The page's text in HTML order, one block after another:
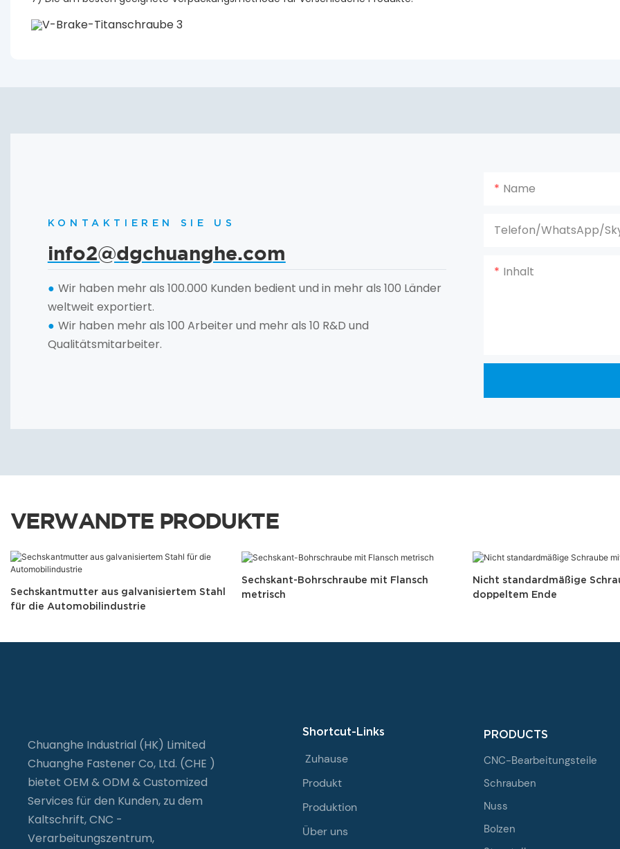
KONTAKTIEREN SIE US
info2@dgchuanghe.com
● Wir haben mehr als 100.000 Kunden bedient und in mehr als 100 Länder
weltweit exportiert.
● Wir haben mehr als 100 Arbeiter und mehr als 10 R&D und
Qualitätsmitarbeiter.
Name
Telefon/WhatsApp/
Inhalt
VERWANDTE PRODUKTE
Sechskantmutter aus galvanisiertem Stahl
für die Automobilindustrie
Sechskant-Bohrschraube mit Flansch
metrisch
Nicht standardmäßige
doppeltem Ende
Chuanghe Industrial (HK) Limited
Chuanghe Fastener Co, Ltd. (CHE )
bietet OEM & ODM & Customized
Services für den Kunden, zu dem
Kaltschrift, CNC -
Verarbeitungszentrum,
Shortcut-Links
Zuhause
Produkt
Produktion
Über uns
PRODUCTS
CNC-Bearbeitungsteile
Schrauben
Nuss
Bolzen